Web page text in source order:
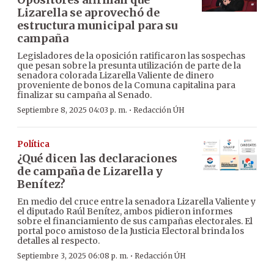
Lizarella se aprovechó de
estructura municipal para su
campaña
Legisladores de la oposición ratificaron las sospechas
que pesan sobre la presunta utilización de parte de la
senadora colorada Lizarella Valiente de dinero
proveniente de bonos de la Comuna capitalina para
finalizar su campaña al Senado.
Septiembre 8, 2025 04:03 p. m. · Redacción ÚH
Política
¿Qué dicen las declaraciones
de campaña de Lizarella y
Benítez?
En medio del cruce entre la senadora Lizarella Valiente y
el diputado Raúl Benítez, ambos pidieron informes
sobre el financiamiento de sus campañas electorales. El
portal poco amistoso de la Justicia Electoral brinda los
detalles al respecto.
Septiembre 3, 2025 06:08 p. m. · Redacción ÚH